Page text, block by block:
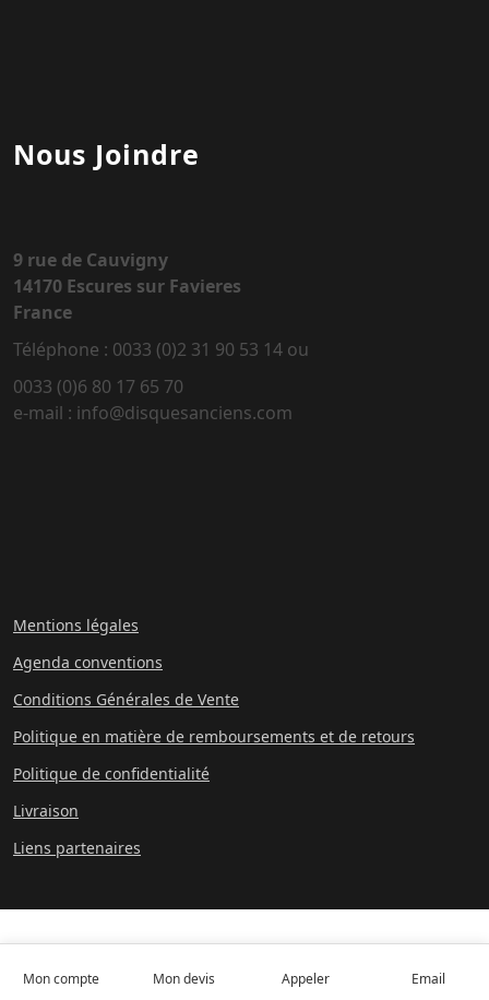
Nous Joindre
9 rue de Cauvigny
14170 Escures sur Favieres
France
Téléphone : 0033 (0)2 31 90 53 14 ou
0033 (0)6 80 17 65 70
e-mail : info@disquesanciens.com
Mentions légales
Agenda conventions
Conditions Générales de Vente
Politique en matière de remboursements et de retours
Politique de confidentialité
Livraison
Liens partenaires
Mon compte Mon devis Appeler Email